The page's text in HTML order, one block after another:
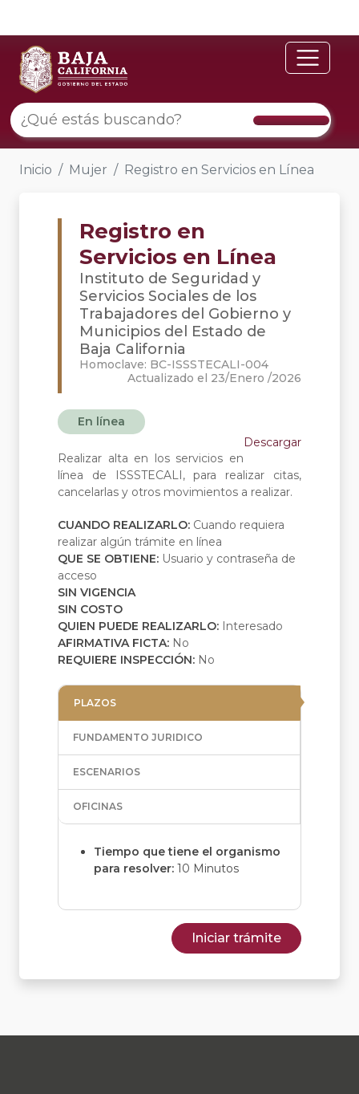
Inicio Mujer Registro en Servicios en Línea
Registro en
Servicios en Línea
Instituto de Seguridad y
Servicios Sociales de los
Trabajadores del Gobierno y
Municipios del Estado de
Baja California
Homoclave: BC-ISSSTECALI-004
Actualizado el 23/Enero /2026
En línea
Descargar
Realizar alta en los servicios en
línea de ISSSTECALI, para realizar citas,
cancelarlas y otros movimientos a realizar.
CUANDO REALIZARLO: Cuando requiera
realizar algún trámite en línea
QUE SE OBTIENE: Usuario y contraseña de
acceso
SIN VIGENCIA
SIN COSTO
QUIEN PUEDE REALIZARLO: Interesado
AFIRMATIVA FICTA: No
REQUIERE INSPECCIÓN: No
PLAZOS
FUNDAMENTO JURIDICO
ESCENARIOS
OFICINAS
Tiempo que tiene el organismo
para resolver: 10 Minutos
Iniciar trámite